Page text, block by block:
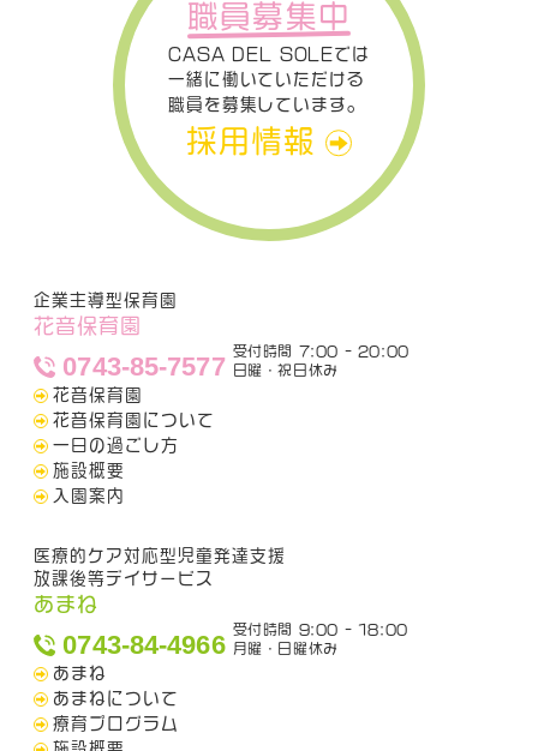
職員募集中
CASA DEL SOLEでは
一緒に働いていただける
職員を募集しています。
採用情報
企業主導型保育園
花音保育園
0743-85-7577
受付時間 7:00 - 20:00
日曜・祝日休み
花音保育園
花音保育園について
一日の過ごし方
施設概要
入園案内
医療的ケア対応型児童発達支援
放課後等デイサービス
あまね
0743-84-4966
受付時間 9:00 - 18:00
月曜・日曜休み
あまね
あまねについて
療育プログラム